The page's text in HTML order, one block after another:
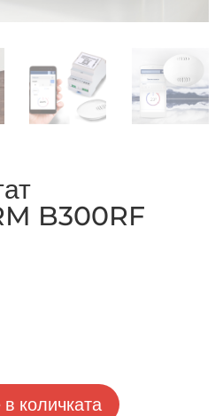
B300RF
количката